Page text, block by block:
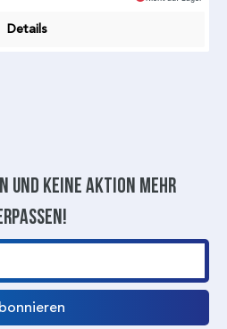
Details
und keine aktion mehr